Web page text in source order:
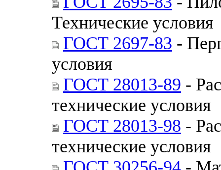
Технические условия
ГОСТ 2697-83 -
условия
ГОСТ 28013-89 -
технические условия
ГОСТ 28013-98 -
технические условия